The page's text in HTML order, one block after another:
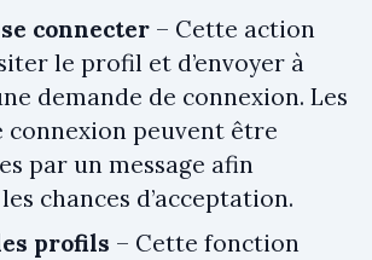
connecter – Cette action
le profil et d’envoyer à
demande de connexion. Les
connexion peuvent être
par un message afin
chances d’acceptation.
profils – Cette fonction